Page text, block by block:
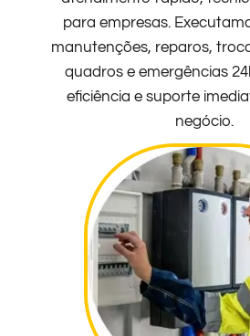
para empresas.
manutenções, reparos,
quadros e emergências
eficiência e suporte
negócio.